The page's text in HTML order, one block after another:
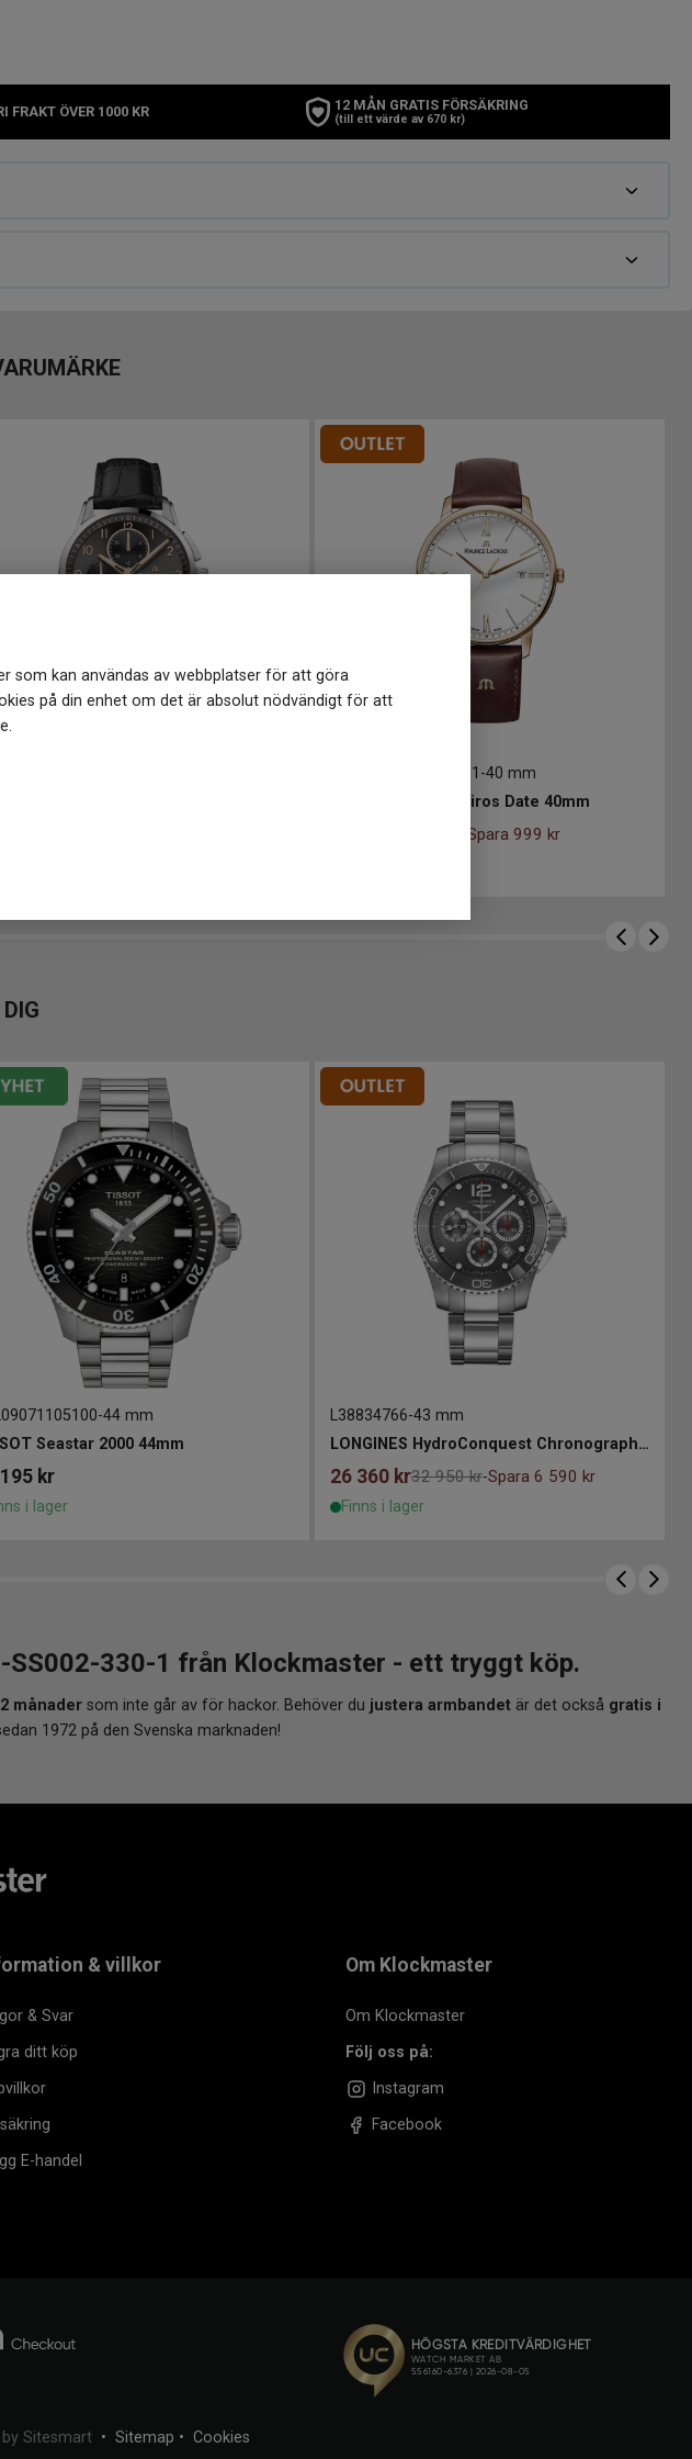
som kan användas av webbplatser för att göra
på din enhet om det är absolut nödvändigt för att
FRAKT ÖVER 1000 KR 12 MÅN GRATIS FÖRSÄKRING
(till ett värde av 670 kr)
EL1118-PVP01-112-1 -40 mm
Maurice Lacroix Eliros Date 40mm
Spara 999 kr
-44 mm
Seastar 2000 44mm
kr
i lager
L38834766-43 mm
LONGINES HydroConquest Chronograph 43mm
26 360 kr32 950 kr-Spara 6 590 kr
Finns i lager
330-1 från Klockmaster - ett tryggt köp.
månader som inte går av för hackor. Behöver du justera armbandet är det också gratis i
1972 på den Svenska marknaden!
& villkor
& Svar
ditt köp
E-handel
Om Klockmaster
Om Klockmaster
Följ oss på:
Instagram
Facebook
Sitesmart• Sitemap • Cookies